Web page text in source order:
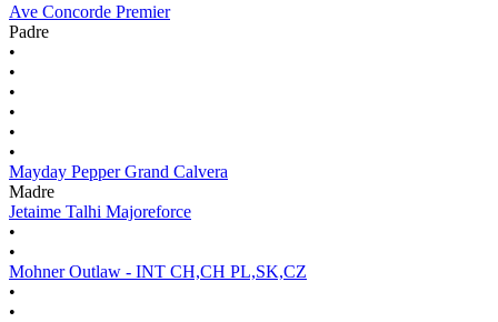
Ave Concorde Premier
Padre
•
•
•
•
•
•
Mayday Pepper Grand Calvera
Madre
Jetaime Talhi Majoreforce
•
•
Mohner Outlaw - INT CH,CH PL,SK,CZ
•
•